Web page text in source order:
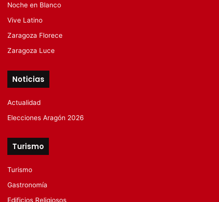
Noche en Blanco
Vive Latino
Zaragoza Florece
Zaragoza Luce
Noticias
Actualidad
Elecciones Aragón 2026
Turismo
Turismo
Gastronomía
Edificios Religiosos